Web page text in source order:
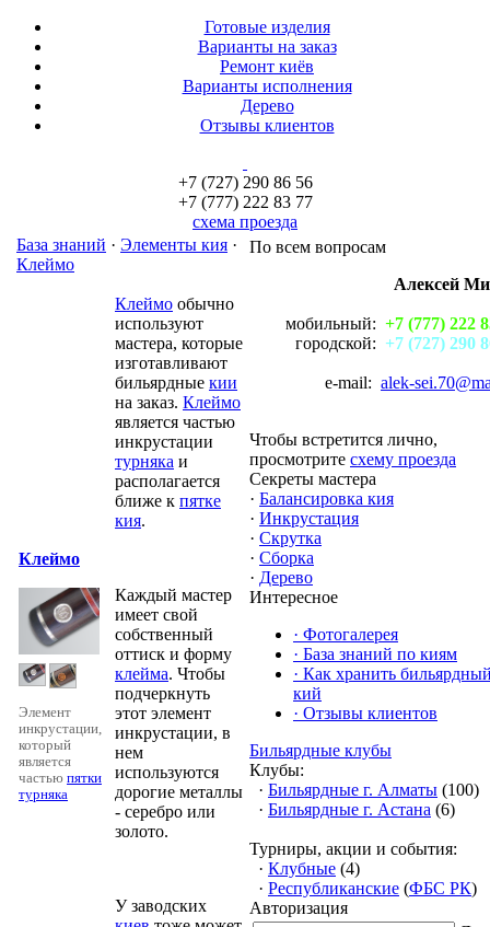
Готовые изделия
Варианты на заказ
Ремонт киёв
Варианты исполнения
Дерево
Отзывы клиентов
+7 (727) 290 86 56
+7 (777) 222 83 77
схема проезда
База знаний · Элементы кия ·
Клеймо
Клеймо
Элемент
инкрустации,
который
является
частью пятки
турняка
Клеймо обычно
используют
мастера, которые
изготавливают
бильярдные кии
на заказ. Клеймо
является частью
инкрустации
турняка и
располагается
ближе к пятке
кия.
Каждый мастер
имеет свой
собственный
оттиск и форму
клейма. Чтобы
подчеркнуть
этот элемент
инкрустации, в
нем
используются
дорогие металлы
- серебро или
золото.
У заводских
По всем вопросам
Алексей
мобильный: +7 (777) 222
городской: +7 (727) 290
e-mail: alek-
Чтобы встретится лично,
просмотрите схему проезда
Секреты мастера
· Балансировка кия
· Инкрустация
· Скрутка
· Сборка
· Дерево
Интересное
· Фотогалерея
· База знаний по киям
· Как хранить
кий
· Отзывы клиентов
Бильярдные клубы
Клубы:
· Бильярдные г. Алматы (100)
· Бильярдные г. Астана (6)
Турниры, акции и события:
· Клубные (4)
· Республиканские (ФБС РК)
Авторизация